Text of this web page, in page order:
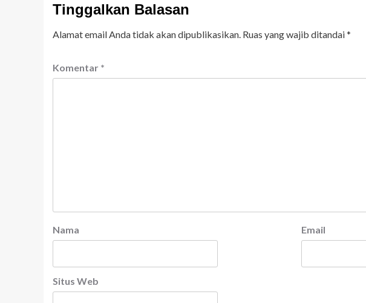
Tinggalkan Balasan
Alamat email Anda tidak akan dipublikasikan. Ruas yang wajib ditandai*
Komentar *
Nama Email
Situs Web